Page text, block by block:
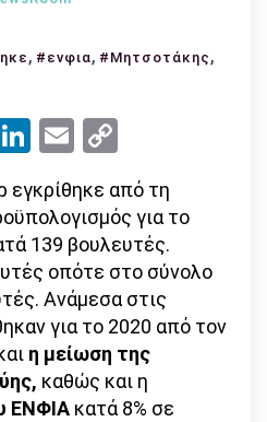
, #ενφια, #Μητσοτάκης ,
ViberLinkedIn
Email
Link
από τη
για το
139 βουλευτές.
οπότε στο σύνολο
Ανάμεσα στις
για το 2020 από τον
η μείωση της
καθώς και η
ΕΝΦΙΑ κατά 8% σε